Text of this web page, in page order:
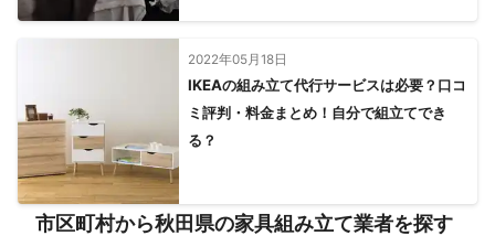
2022年05月18日
IKEAの組み立て代行サービスは必要？口コ
ミ評判・料金まとめ！自分で組立てでき
る？
市区町村から秋田県の家具組み立て業者を探す